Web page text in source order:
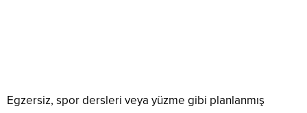
Egzersiz, spor dersleri veya yüzme gibi planlanmış